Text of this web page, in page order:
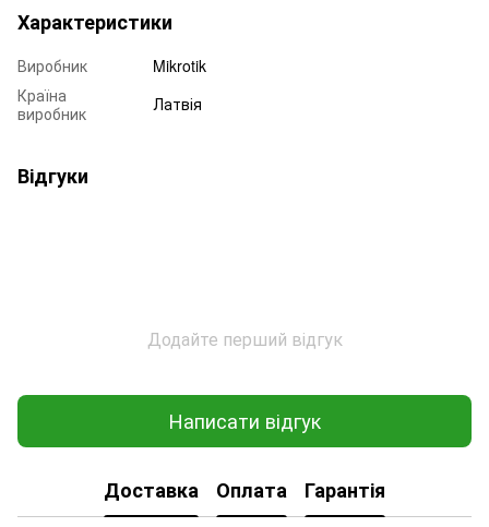
Характеристики
Виробник
Mikrotik
Країна
виробник
Латвія
Відгуки
Додайте перший відгук
Написати відгук
Доставка Оплата Гарантія